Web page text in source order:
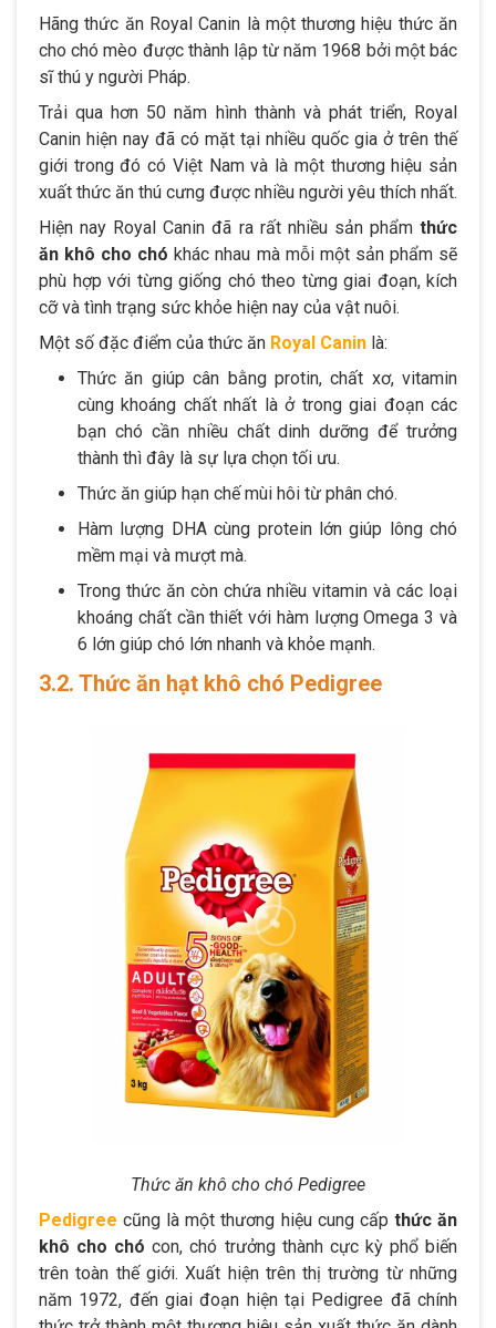
Hãng thức ăn Royal Canin là một thương hiệu thức ăn
cho chó mèo được thành lập từ năm 1968 bởi một bác
sĩ thú y người Pháp.
Trải qua hơn 50 năm hình thành và phát triển, Royal
Canin hiện nay đã có mặt tại nhiều quốc gia ở trên thế
giới trong đó có Việt Nam và là một thương hiệu sản
xuất thức ăn thú cưng được nhiều người yêu thích nhất.
Hiện nay Royal Canin đã ra rất nhiều sản phẩm thức
ăn khô cho chó khác nhau mà mỗi một sản phẩm sẽ
phù hợp với từng giống chó theo từng giai đoạn, kích
cỡ và tình trạng sức khỏe hiện nay của vật nuôi.
Một số đặc điểm của thức ăn Royal Canin là:
Thức ăn giúp cân bằng protin, chất xơ, vitamin
cùng khoáng chất nhất là ở trong giai đoạn các
bạn chó cần nhiều chất dinh dưỡng để trưởng
thành thì đây là sự lựa chọn tối ưu.
Thức ăn giúp hạn chế mùi hôi từ phân chó.
Hàm lượng DHA cùng protein lớn giúp lông chó
mềm mại và mượt mà.
Trong thức ăn còn chứa nhiều vitamin và các loại
khoáng chất cần thiết với hàm lượng Omega 3 và
6 lớn giúp chó lớn nhanh và khỏe mạnh.
3.2. Thức ăn hạt khô chó Pedigree
Thức ăn khô cho chó Pedigree
Pedigree cũng là một thương hiệu cung cấp thức ăn
khô cho chó con, chó trưởng thành cực kỳ phổ biến
trên toàn thế giới. Xuất hiện trên thị trường từ những
năm 1972, đến giai đoạn hiện tại Pedigree đã chính